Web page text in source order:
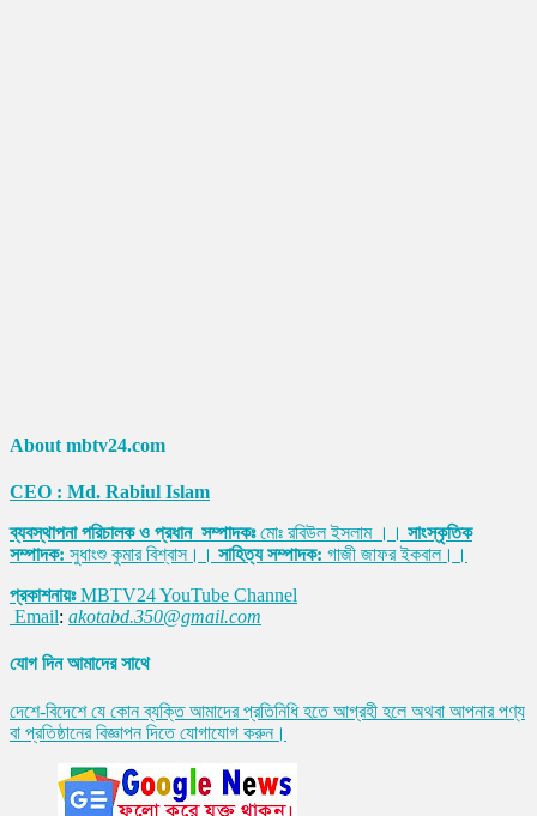
About mbtv24.com
CEO : Md. Rabiul Islam
ব্যবস্থাপনা পরিচালক ও প্রধান সম্পাদকঃমোঃ রবিউল ইসলাম ।। সাংস্কৃতিক
সম্পাদক: সুধাংশু কুমার বিশ্বাস।। সাহিত্য সম্পাদক: গাজী জাফর ইকবাল।।
প্রকাশনায়ঃMBTV24 YouTube Channel
Email: akotabd.350@gmail.com
যোগ দিন আমাদের সাথে
দেশে-বিদেশে যে কোন ব্যক্তি আমাদের প্রতিনিধি হতে আগ্রহী হলে অথবা আপনার পণ্য
বা প্রতিষ্ঠানের বিজ্ঞাপন দিতে যোগাযোগ করুন।